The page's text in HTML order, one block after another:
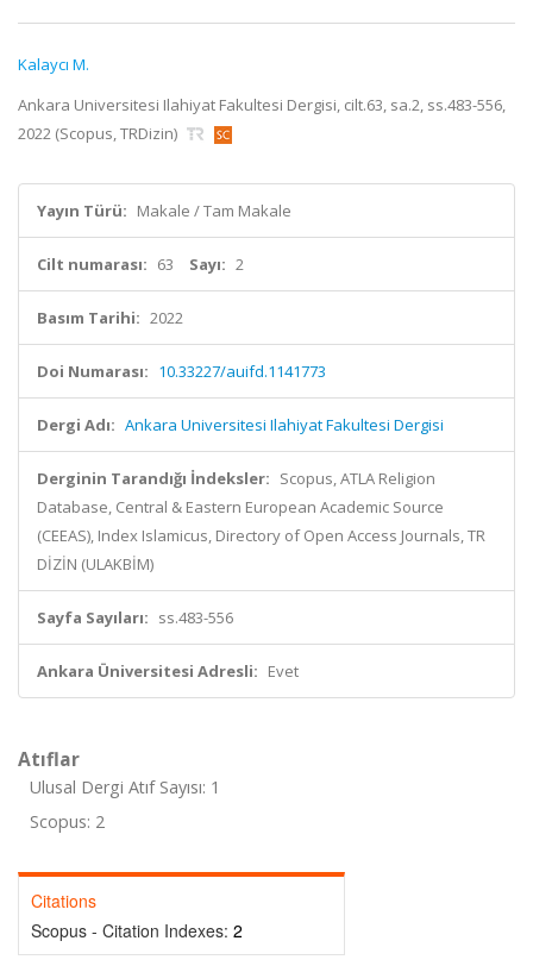
Kalaycı M.
Ankara Universitesi Ilahiyat Fakultesi Dergisi, cilt.63, sa.2, ss.483-556,
2022 (Scopus, TRDizin)
Yayın Türü: Makale / Tam Makale
Cilt numarası: 63 Sayı: 2
Basım Tarihi: 2022
Doi Numarası: 10.33227/auifd.1141773
Dergi Adı: Ankara Universitesi Ilahiyat Fakultesi Dergisi
Derginin Tarandığı İndeksler: Scopus, ATLA Religion
Database, Central & Eastern European Academic Source
(CEEAS), Index Islamicus, Directory of Open Access Journals, TR
DİZİN (ULAKBİM)
Sayfa Sayıları: ss.483-556
Ankara Üniversitesi Adresli: Evet
Atıflar
Ulusal Dergi Atıf Sayısı: 1
Scopus: 2
Citations
Scopus - Citation Indexes: 2